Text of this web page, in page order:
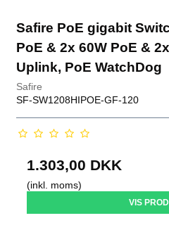
Safire PoE gigabit
PoE & 2x 60W PoE &
Uplink, PoE WatchDog
Safire
SF-SW1208HIPOE-GF-120
1.303,00 DKK
(inkl. moms)
VIS